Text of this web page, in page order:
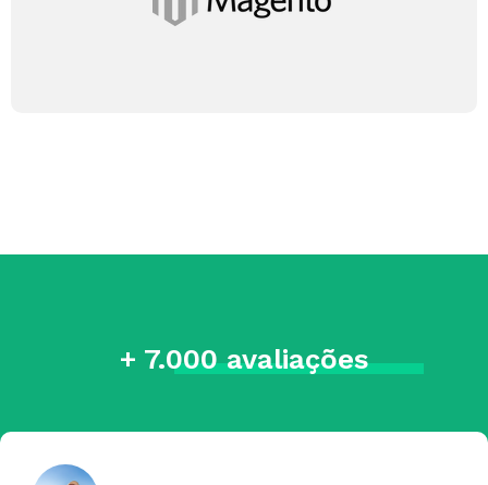
+ 7.000 avaliações